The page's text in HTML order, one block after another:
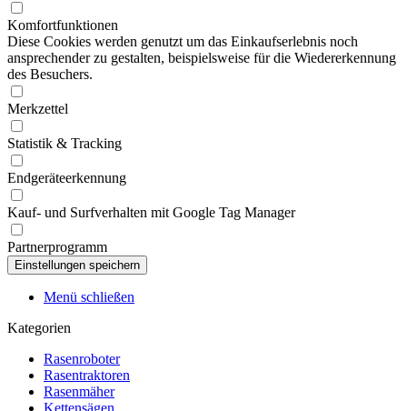
Komfortfunktionen
Diese Cookies werden genutzt um das Einkaufserlebnis noch
ansprechender zu gestalten, beispielsweise für die Wiedererkennung
des Besuchers.
Merkzettel
Statistik & Tracking
Endgeräteerkennung
Kauf- und Surfverhalten mit Google Tag Manager
Partnerprogramm
Menü schließen
Kategorien
Rasenroboter
Rasentraktoren
Rasenmäher
Kettensägen